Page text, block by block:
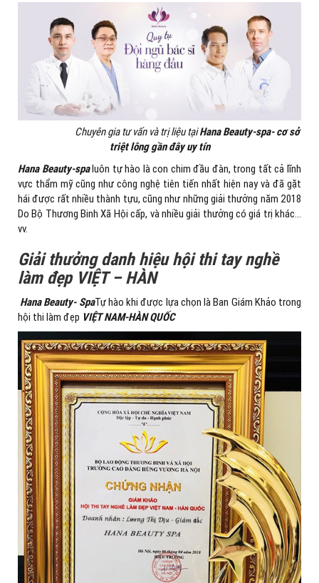
Chuyên gia tư vấn và trị liệu tạiHana Beauty-spa- cơ sở
triệt lông gần đây uy tín
Hana Beauty-spaluôn tự hào là con chim đầu đàn, trong tất cả lĩnh
vực thẩm mỹ cũng như công nghệ tiên tiến nhất hiện nay và đã gặt
hái được rất nhiều thành tựu, cũng như những giải thưởng năm 2018
Do Bộ Thương Binh Xã Hội cấp, và nhiều giải thưởng có giá trị khác…
vv.
Giải thưởng danh hiệu hội thi tay nghề
làm đẹp VIỆT – HÀN
Hana Beauty- SpaTự hào khi được lựa chọn là Ban Giám Khảo trong
hội thi làm đẹp VIỆT NAM-HÀN QUỐC